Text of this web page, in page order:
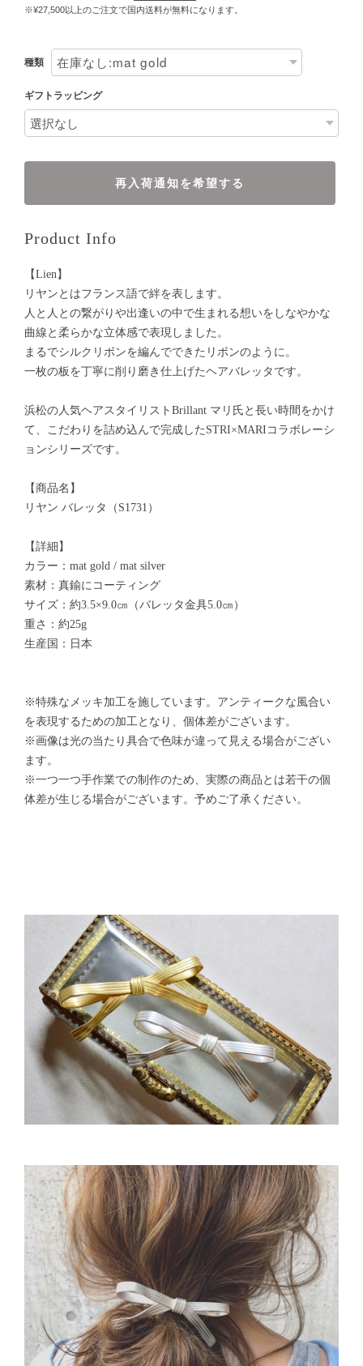
※¥27,500以上のご注文で国内送料が無料になります。
種類
ギフトラッピング
再入荷通知を希望する
Product Info
【Lien】
リヤンとはフランス語で絆を表します。
人と人との繋がりや出逢いの中で生まれる想いをしなやかな
曲線と柔らかな立体感で表現しました。
まるでシルクリボンを編んでできたリボンのように。
一枚の板を丁寧に削り磨き仕上げたヘアバレッタです。
浜松の人気ヘアスタイリストBrillant マリ氏と長い時間をかけ
て、こだわりを詰め込んで完成したSTRI×MARIコラボレーシ
ョンシリーズです。
【商品名】
リヤン バレッタ（S1731）
【詳細】
カラー：mat gold / mat silver
素材：真鍮にコーティング
サイズ：約3.5×9.0㎝（バレッタ金具5.0㎝）
重さ：約25g
生産国：日本
※特殊なメッキ加工を施しています。アンティークな風合い
を表現するための加工となり、個体差がございます。
※画像は光の当たり具合で色味が違って見える場合がござい
ます。
※一つ一つ手作業での制作のため、実際の商品とは若干の個
体差が生じる場合がございます。予めご了承ください。